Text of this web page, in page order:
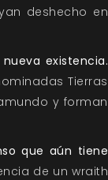
deshecho en
existencia.
Tierras
y forman
que aún tiene
de un wraith